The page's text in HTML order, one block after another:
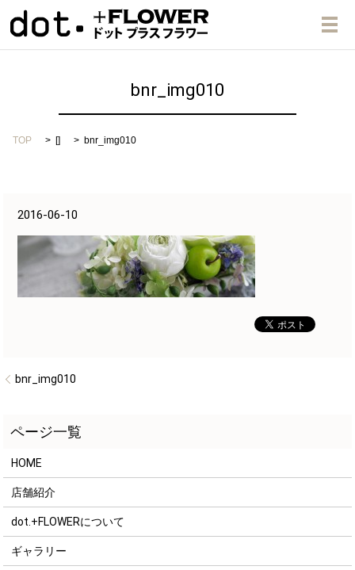
メ
bnr_img010
TOP [] bnr_img010
2016-06-10
bnr_img010
HOME
店舗紹介
dot.+FLOWERについて
ギャラリー